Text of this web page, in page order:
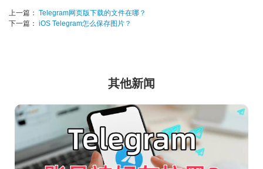
上一篇： Telegram网页版下载的文件在哪？
下一篇： iOS Telegram怎么保存图片？
其他新闻